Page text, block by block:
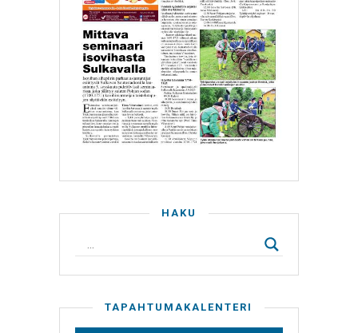
HAKU
TAPAHTUMAKALENTERI